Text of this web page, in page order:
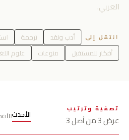
العربي.
انتقل إلى أدب ونقد ترجمة
أفكار للمستقبل
منوعات علوم
تصفية وترتيب
عرض 3 من أصل 3 الأحدث